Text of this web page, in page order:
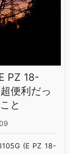
PZ 18-
便利だっ
と
(E PZ 18-